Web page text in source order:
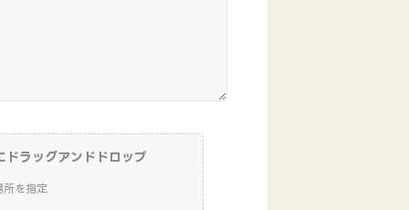
ドラッグアンドドロップ
所を指定